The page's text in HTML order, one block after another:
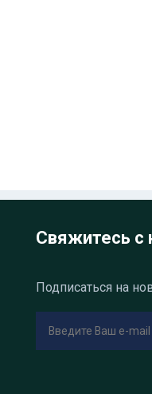
Свяжитесь с
Подписаться на